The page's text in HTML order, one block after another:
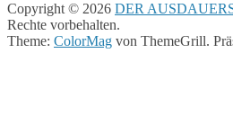
Copyright © 2026 DER
Rechte vorbehalten.
Theme: ColorMag von ThemeGrill.